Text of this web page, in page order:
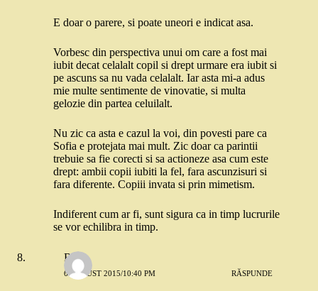
E doar o parere, si poate uneori e indicat asa.
Vorbesc din perspectiva unui om care a fost mai
iubit decat celalalt copil si drept urmare era iubit si
pe ascuns sa nu vada celalalt. Iar asta mi-a adus
mie multe sentimente de vinovatie, si multa
gelozie din partea celuilalt.
Nu zic ca asta e cazul la voi, din povesti pare ca
Sofia e protejata mai mult. Zic doar ca parintii
trebuie sa fie corecti si sa actioneze asa cum este
drept: ambii copii iubiti la fel, fara ascunzisuri si
fara diferente. Copiii invata si prin mimetism.
Indiferent cum ar fi, sunt sigura ca in timp lucrurile
se vor echilibra in timp.
Robo
6 AUGUST 2015/10:40 PM RĂSPUNDE